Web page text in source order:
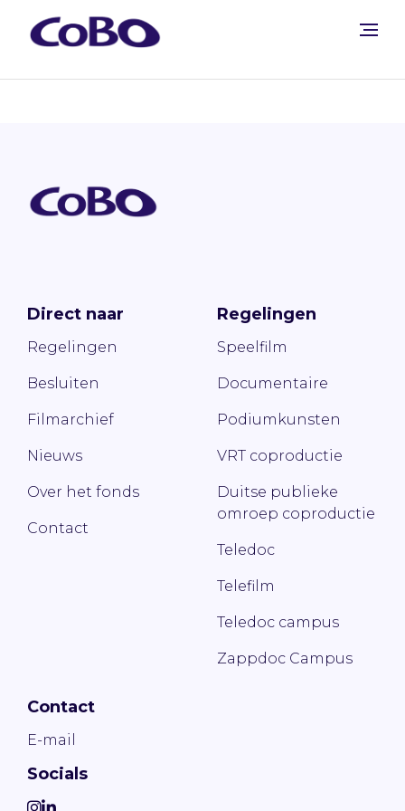
Direct naar
Regelingen
Besluiten
Filmarchief
Nieuws
Over het fonds
Contact
Regelingen
Speelfilm
Documentaire
Podiumkunsten
VRT coproductie
Duitse publieke
omroep coproductie
Teledoc
Telefilm
Teledoc campus
Zappdoc Campus
Contact
E-mail
Socials